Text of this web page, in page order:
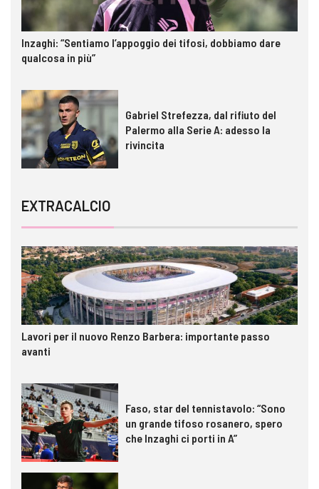
Inzaghi: “Sentiamo l’appoggio dei tifosi, dobbiamo dare
qualcosa in più”
Gabriel Strefezza, dal rifiuto del
Palermo alla Serie A: adesso la
rivincita
EXTRACALCIO
Lavori per il nuovo Renzo Barbera: importante passo
avanti
Faso, star del tennistavolo: “Sono
un grande tifoso rosanero, spero
che Inzaghi ci porti in A”